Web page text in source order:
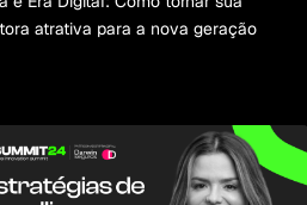
atrativa para a nova geração